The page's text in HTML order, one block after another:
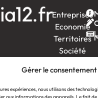
Gérer le consentement
expériences, nous utilisons des
Entreprises
Economie
Territoires
Société
end
Ambition